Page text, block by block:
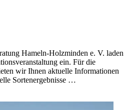
Hameln-Holzminden e. V. laden
ein. Für die
wir Ihnen aktuelle Informationen
Sortenergebnisse …